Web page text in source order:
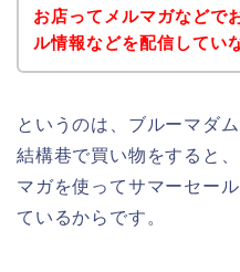
お店ってメルマガなどで
ル情報などを配信してい
というのは、ブルーマダ
結構巷で買い物をすると
マガを使ってサマーセー
ているからです。